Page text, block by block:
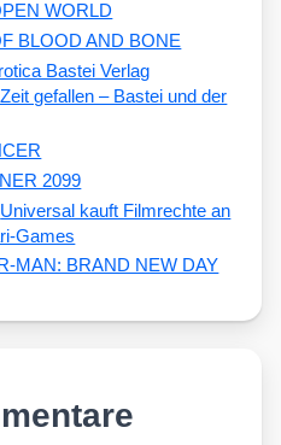
WORLD
BLOOD AND BONE
gefallen – Bastei und der
2099
Universal kauft Filmrechte an
Games
MAN: BRAND NEW DAY